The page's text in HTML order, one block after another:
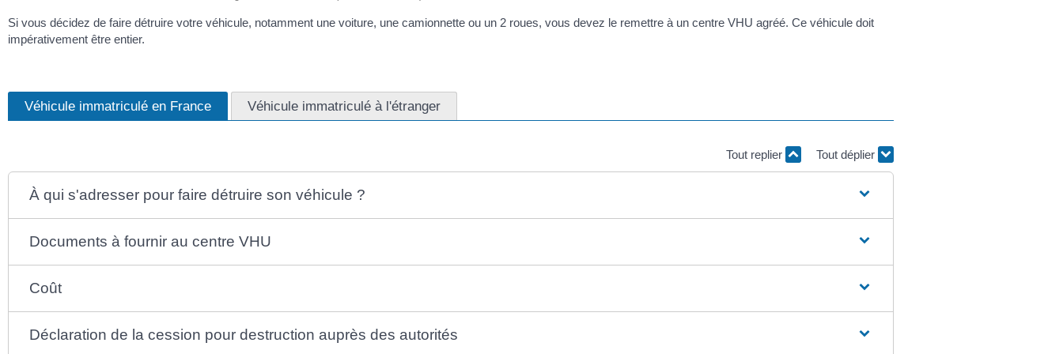
Si vous décidez de faire détruire votre véhicule, notamment une voiture, une camionnette ou un 2 roues, vous devez le remettre à un centre VHU agréé. Ce véhicule doit
impérativement être entier.
Véhicule immatriculé en France Véhicule immatriculé à l'étranger
Tout replier Tout déplier
À qui s'adresser pour faire détruire son véhicule ?
Documents à fournir au centre VHU
Coût
Déclaration de la cession pour destruction auprès des autorités